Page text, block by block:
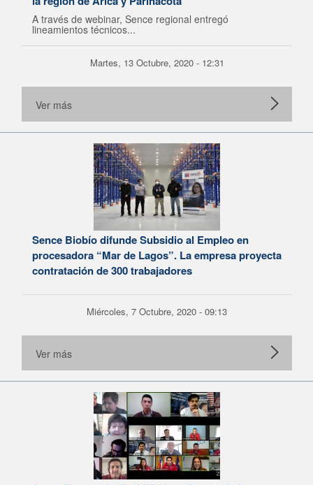
A través de webinar, Sence regional entregó
lineamientos técnicos...
Martes, 13 Octubre, 2020 - 12:31
Ver más
Sence Biobío difunde Subsidio al Empleo en
procesadora “Mar de Lagos”. La empresa proyecta
contratación de 300 trabajadores
Miércoles, 7 Octubre, 2020 - 09:13
Ver más